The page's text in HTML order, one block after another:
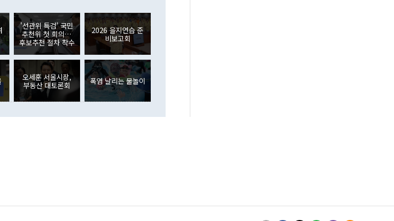
에서 열리는 '동방경제포럼(EEF)'을 언급하
토하고 있다"고 발언한 데 대해서도 조 장관
"아직 거기까지 진도가 나가지 않았다"고
대북 구상과 설명은 정부 내 조율을 거치지
특히 주적 표현 대체와 국호 사용, 9·19 군
통일부 장관이 결정할 사안이 아니어서 월
이 대통령은 정 장관의 업무보고를 듣고 난
고 승인난 건 아니다"라고 재차 확인했다. 정
언 내용은 대부분 국가안전보장회의(NSC)
장관의 개인적 생각에 가깝다"며 "안보 관
책이 아닌 사안을 추진하겠다고 업무보고를
통수권자가 나서야 한다'고 주장한 것은 심각
공식적으로 요구한 적이 없기 때문이다. 지
러)을 넘어선 것이다. 직접투자에서는 내국
달러, 외국인의 국내투자가 46억3000만달러
외국인의 국내 주식 매도세가 이어졌다. 외
실현 매도 등의 영향으로 316억1000만달러
러)에 이어 역대 최대 순매도 기록을 다시
투자는 세계국채지수(WGBI) 자금 유입에도
가 폭이 줄어든 52억9000만달러를 기록했
주식을 중심으로 35억6000만달러 증가했
'선관위 특검' 국민
추천위 첫 회의…
후보추천 절차 착수
2026 을지연습 준
비보고회
오세훈 서울시장,
부동산 대토론회
폭염 날리는 물놀이